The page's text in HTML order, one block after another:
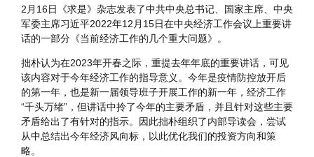
2月16日《求是》杂志发表了中共中央总书记、国家主席、中央
军委主席习近平2022年12月15日在中央经济工作会议上重要讲
话的一部分《当前经济工作的几个重大问题》。
拙朴认为在2023年开春之际，重提去年年底的重要讲话，可见
该内容对于今年经济工作的指导意义。今年是疫情防控放开后
的第一年，也是新一届领导班子开展工作的新一年，经济工作
“千头万绪”，但讲话中拎了今年的主要矛盾，并且针对这些主要
矛盾给出了有针对的指示。因此拙朴组织了内部导读会，尝试
从中总结出今年经济风向标，以此优化我们的投资方向和策
略。